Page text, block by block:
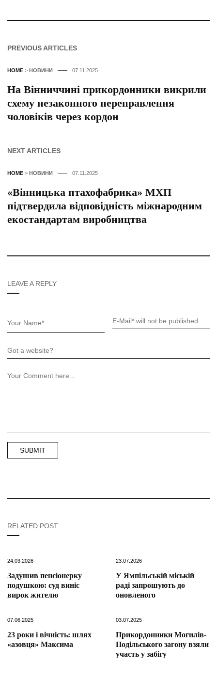
PREVIOUS ARTICLES
HOME > НОВИНИ 07.11.2025
На Вінниччині прикордонники викрили
схему незаконного переправлення
чоловіків через кордон
NEXT ARTICLES
HOME > НОВИНИ 07.11.2025
«Вінницька птахофабрика» МХП
підтвердила відповідність міжнародним
екостандартам виробництва
LEAVE A REPLY
RELATED POST
24.03.2026
Задушив пенсіонерку
подушкою: суд виніс
вирок жителю
23.07.2026
У Ямпільській міській
раді запрошують до
оновленого
07.06.2025
23 роки і вічність: шлях
«азовця» Максима
03.07.2025
Прикордонники Могилів-
Подільського загону взяли
участь у забігу